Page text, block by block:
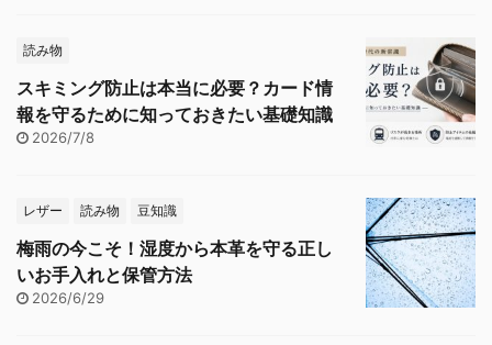
読み物
スキミング防止は本当に必要？カード情
報を守るために知っておきたい基礎知識
2026/7/8
レザー 読み物 豆知識
梅雨の今こそ！湿度から本革を守る正し
いお手入れと保管方法
2026/6/29